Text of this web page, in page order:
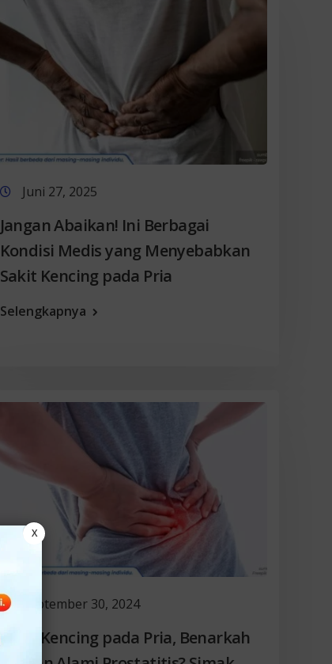
Juni 27, 2025
Jangan Abaikan! Ini Berbagai
Kondisi Medis yang Menyebabkan
Sakit Kencing pada Pria
Selengkapnya
September 30, 2024
Sakit Kencing pada Pria, Benarkah
X